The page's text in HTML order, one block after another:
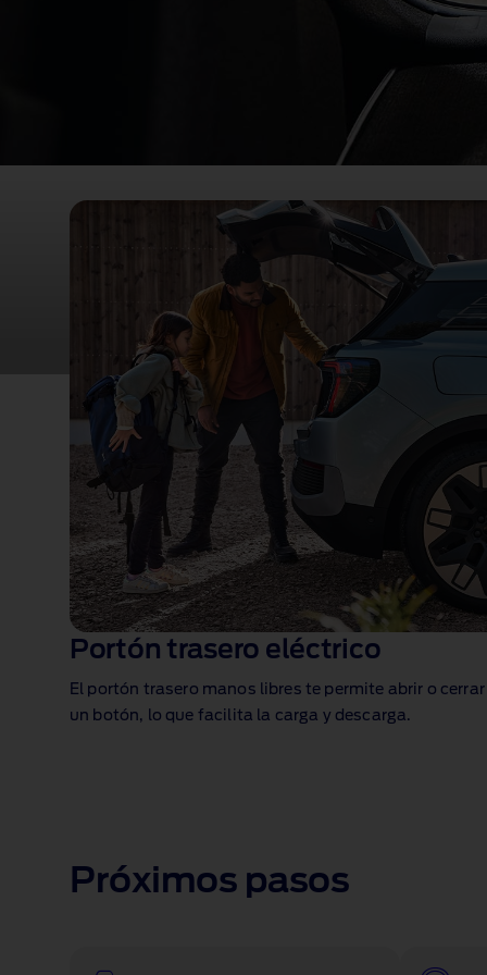
Espacio para tus viajes
Con un maletero con capacidad de 470 litros , tendrás
podrás abrir el portón trasero eléctrico con función
movimiento de pie.
Portón trasero eléctrico
El portón trasero manos libres te permite abrir o
un botón, lo que facilita la carga y descarga.
Próximos pasos